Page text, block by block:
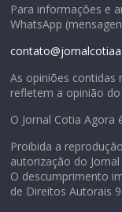
Para informações e
WhatsApp
As opiniões contidas
refletem a opinião
O Jornal Cotia Agora
Proibida a
autorização do
O descumprimento
de Direitos Autorais